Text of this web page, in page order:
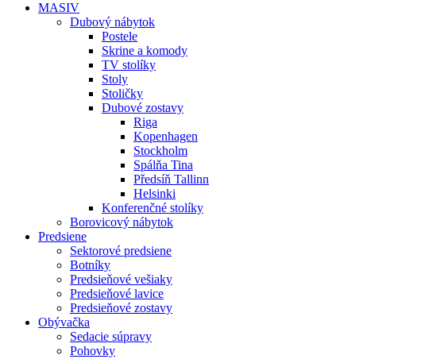
MASIV
Dubový nábytok
Postele
Skrine a komody
TV stolíky
Stoly
Stoličky
Dubové zostavy
Riga
Kopenhagen
Stockholm
Spálňa Tina
Předsíň Tallinn
Helsinki
Konferenčné stolíky
Borovicový nábytok
Predsiene
Sektorové predsiene
Botníky
Predsieňové vešiaky
Predsieňové lavice
Predsieňové zostavy
Obývačka
Sedacie súpravy
Pohovky